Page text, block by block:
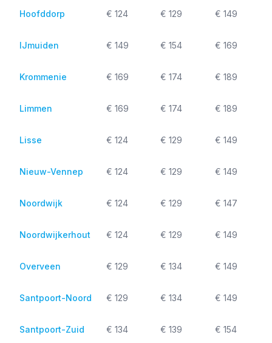
Hoofddorp € 124 € 129 € 149
IJmuiden € 149 € 154 € 169
Krommenie € 169 € 174 € 189
Limmen € 169 € 174 € 189
Lisse € 124 € 129 € 149
Nieuw-Vennep € 124 € 129 € 149
Noordwijk € 124 € 129 € 147
Noordwijkerhout € 124 € 129 € 149
Overveen € 129 € 134 € 149
Santpoort-Noord € 129 € 134 € 149
Santpoort-Zuid € 134 € 139 € 154